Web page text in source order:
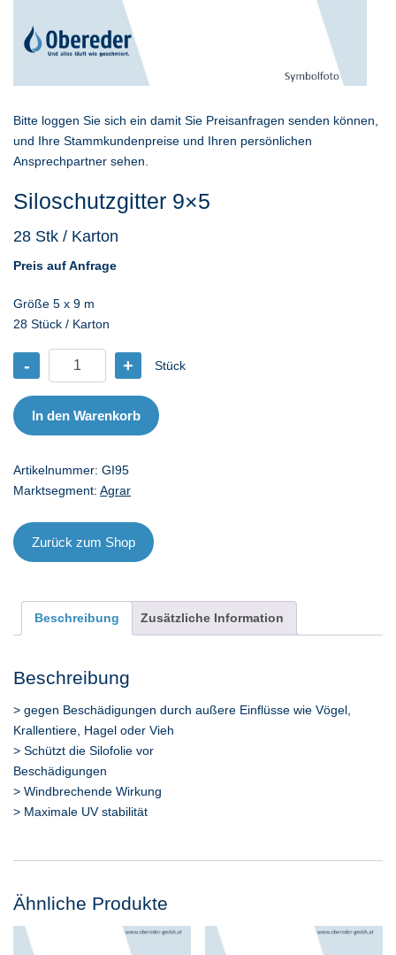
Siloschutzgitter 9×5
28 Stk / Karton
Preis auf Anfrage
Größe 5 x 9 m
28 Stück / Karton
Siloschutzgitter
9x5
Menge
- + Stück
In den Warenkorb
Artikelnummer: GI95
Marktsegment: Agrar
Zurück zum Shop
Bitte loggen Sie sich ein damit Sie Preisanfragen senden können,
und Ihre Stammkundenpreise und Ihren persönlichen
Ansprechpartner sehen.
Beschreibung Zusätzliche Information
Beschreibung
> gegen Beschädigungen durch außere Einflüsse wie Vögel,
Krallentiere, Hagel oder Vieh
> Schützt die Silofolie vor
Beschädigungen
> Windbrechende Wirkung
> Maximale UV stabilität
Ähnliche Produkte